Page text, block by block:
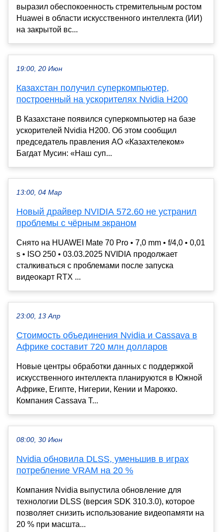
выразил обеспокоенность стремительным ростом
Huawei в области искусственного интеллекта (ИИ)
на закрытой вс...
19:00, 20 Июн
Казахстан получил суперкомпьютер,
построенный на ускорителях Nvidia H200
В Казахстане появился суперкомпьютер на базе
ускорителей Nvidia H200. Об этом сообщил
председатель правления АО «Казахтелеком»
Багдат Мусин: «Наш суп...
13:00, 04 Мар
Новый драйвер NVIDIA 572.60 не устранил
проблемы с чёрным экраном
Снято на HUAWEI Mate 70 Pro • 7,0 mm • f/4,0 • 0,01
s • ISO 250 • 03.03.2025 NVIDIA продолжает
сталкиваться с проблемами после запуска
видеокарт RTX ...
23:00, 13 Апр
Стоимость объединения Nvidia и Cassava в
Африке составит 720 млн долларов
Новые центры обработки данных с поддержкой
искусственного интеллекта планируются в Южной
Африке, Египте, Нигерии, Кении и Марокко.
Компания Cassava T...
08:00, 30 Июн
Nvidia обновила DLSS, уменьшив в играх
потребление VRAM на 20 %
Компания Nvidia выпустила обновление для
технологии DLSS (версия SDK 310.3.0), которое
позволяет снизить использование видеопамяти на
20 % при масшта...